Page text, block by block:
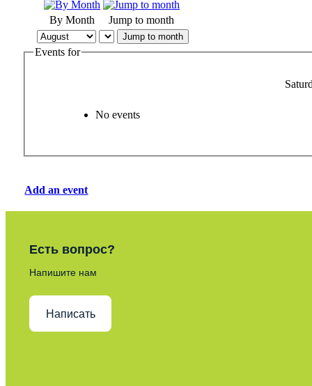
By Month Jump to month
Jump to month
Events for
No events
Add an event
Есть вопрос?
Напишите нам
Написать